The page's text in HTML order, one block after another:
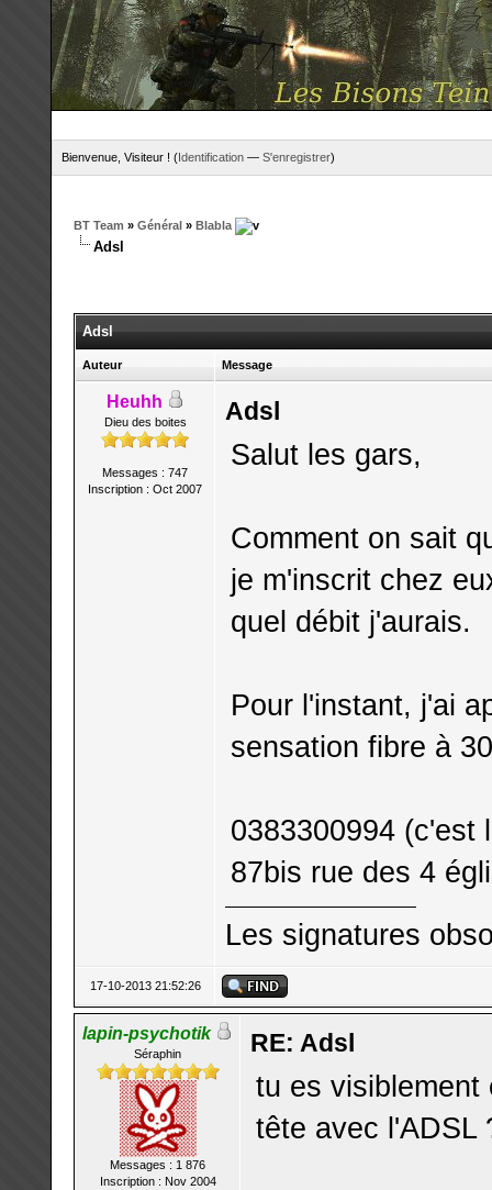
Bienvenue, Visiteur ! (Identification— S'enregistrer)
BT Team » Général» Blabla
Adsl
Adsl
Auteur Message
Heuhh
Dieu des boites
Messages : 747
Inscription : Oct 2007
Adsl
Salut les gars,
Comment on sait
je m'inscrit chez
quel débit j'aurais.
Pour l'instant, j'ai
sensation fibre à
0383300994 (c'est
87bis rue des 4
Les signatures
17-10-2013 21:52:26
lapin-psychotik
Séraphin
Messages : 1 876
Inscription : Nov 2004
RE: Adsl
tu es visiblement
tête avec l'ADSL